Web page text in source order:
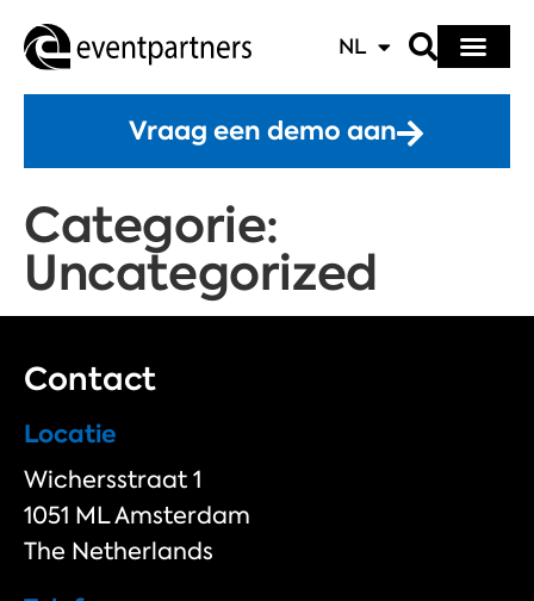
NL
Vraag een demo aan
Categorie:
Uncategorized
Contact
Locatie
Wichersstraat 1
1051 ML Amsterdam
The Netherlands